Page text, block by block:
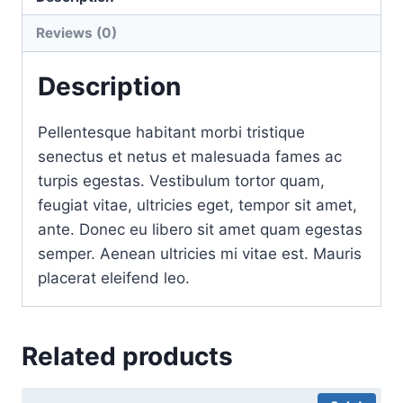
Reviews (0)
Description
Pellentesque habitant morbi tristique
senectus et netus et malesuada fames ac
turpis egestas. Vestibulum tortor quam,
feugiat vitae, ultricies eget, tempor sit amet,
ante. Donec eu libero sit amet quam egestas
semper. Aenean ultricies mi vitae est. Mauris
placerat eleifend leo.
Related products